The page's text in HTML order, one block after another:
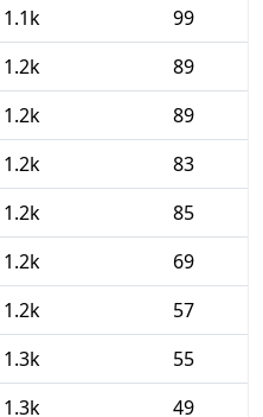
1.1k
99
1.2k
89
1.2k
89
1.2k
83
1.2k
85
1.2k
69
1.2k
57
1.3k
55
1.3k 49